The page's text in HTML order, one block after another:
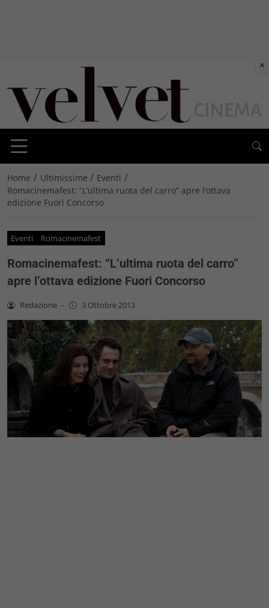
Home / Ultimissime / Eventi /
Romacinemafest: “L’ultima ruota del carro” apre l’ottava
edizione Fuori Concorso
Eventi Romacinemafest
Romacinemafest: “L’ultima ruota del carro”
apre l’ottava edizione Fuori Concorso
Redazione - 3 Ottobre 2013
×